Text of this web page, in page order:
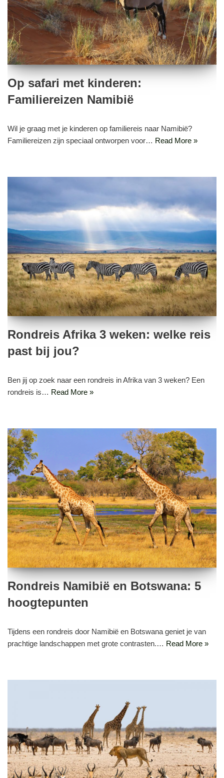
Op safari met kinderen:
Familiereizen Namibië
Wil je graag met je kinderen op familiereis naar Namibië?
Familiereizen zijn speciaal ontworpen voor… Read More »
Rondreis Afrika 3 weken: welke reis
past bij jou?
Ben jij op zoek naar een rondreis in Afrika van 3 weken? Een
rondreis is… Read More »
Rondreis Namibië en Botswana: 5
hoogtepunten
Tijdens een rondreis door Namibië en Botswana geniet je van
prachtige landschappen met grote contrasten.… Read More »